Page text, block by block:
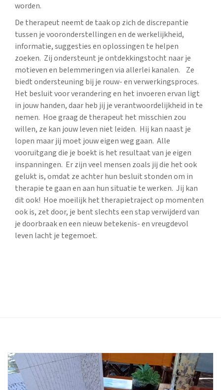
worden.
De therapeut neemt de taak op zich de discrepantie
tussen je vooronderstellingen en de werkelijkheid,
informatie, suggesties en oplossingen te helpen
zoeken. Zij ondersteunt je ontdekkingstocht naar je
motieven en belemmeringen via allerlei kanalen. Ze
biedt ondersteuning bij je rouw- en verwerkingsproces.
Het besluit voor verandering en het invoeren ervan ligt
in jouw handen, daar heb jij je verantwoordelijkheid in te
nemen. Hoe graag de therapeut het misschien zou
willen, ze kan jouw leven niet leiden. Hij kan naast je
lopen maar jij moet jouw eigen weg gaan. Alle
vooruitgang die je boekt is het resultaat van je eigen
inspanningen. Er zijn veel mensen zoals jij die het ook
gelukt is, omdat ze achter hun besluit stonden om in
therapie te gaan en aan hun situatie te werken. Jij kan
dit ook! Hoe moeilijk het therapietraject op momenten
ook is, zet door, je bent slechts een stap verwijderd van
je doorbraak en een nieuw betekenis- en vreugdevol
leven lacht je tegemoet.